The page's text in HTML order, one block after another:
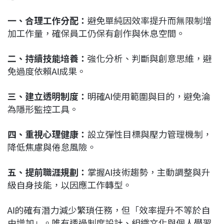
一、合理工作分配： 避免單純因效率提升而無限制增
加工作量，確保員工仍保有創作與休息空間。
二、持續技能培養： 強化分析、判斷與創意思維，避
免過度依賴AI成果。
三、建立透明制度： 明確AI使用範圍與目的，避免淪
為隱形監控工具。
四、重視心理健康： 設立彈性目標與壓力管理機制，
降低焦慮與倦怠風險。
五、提前職涯規劃： 掌握AI技術趨勢，主動調整與升
級自身技能，以因應工作轉型。
AI的確有潛力減少繁瑣任務，但「效率提升不等於自